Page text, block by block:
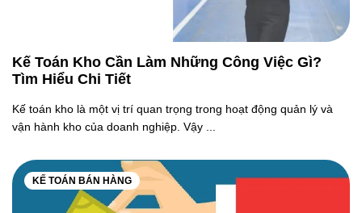
Kế Toán Kho Cần Làm Những Công Việc Gì?
Tìm Hiểu Chi Tiết
Kế toán kho là một vị trí quan trọng trong hoạt động quản lý và
vận hành kho của doanh nghiệp. Vậy ...
KẾ TOÁN BÁN HÀNG